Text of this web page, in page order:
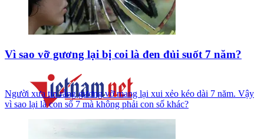
Vì sao vỡ gương lại bị coi là đen đủi suốt 7 năm?
Người xưa tin rằng gương vỡ mang lại xui xẻo kéo dài 7 năm. Vậy
vì sao lại là con số 7 mà không phải con số khác?